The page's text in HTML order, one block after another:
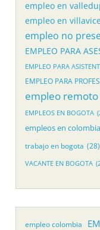
empleo en
empleo en
empleo no
EMPLEO PARA
EMPLEO PARA
EMPLEO PARA
empleo remoto
EMPLEOS EN BOGOTA
empleos en colombia
trabajo en bogota (28)
VACANTE EN BOGOTA
empleo colombia